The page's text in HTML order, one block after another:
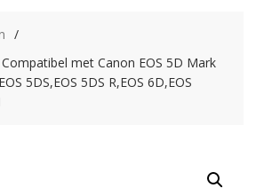
met Canon EOS 5D Mark
5DS,EOS 5DS R,EOS 6D,EOS